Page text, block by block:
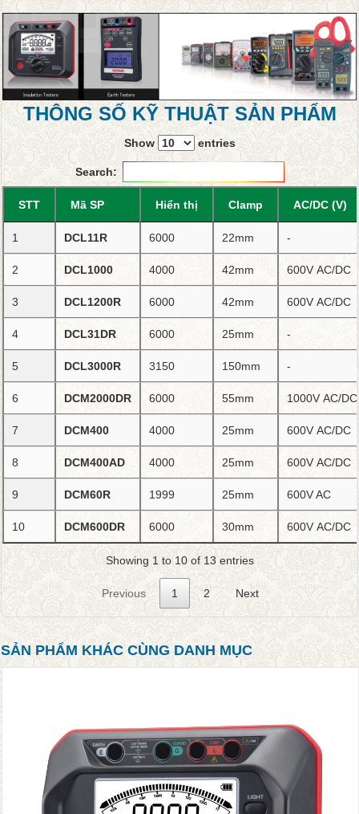
THÔNG SỐ KỸ THUẬT SẢN PHẨM
Show entries
Search:
STT Mã SP Hiển thị Clamp AC/DC (V)
1 DCL11R 6000 22mm -
2 DCL1000 4000 42mm 600V AC/DC
3 DCL1200R 6000 42mm 600V AC/DC
4 DCL31DR 6000 25mm -
5 DCL3000R 3150 150mm -
6 DCM2000DR 6000 55mm 1000V AC/DC
7 DCM400 4000 25mm 600V AC/DC
8 DCM400AD 4000 25mm 600V AC/DC
9 DCM60R 1999 25mm 600V AC
10 DCM600DR 6000 30mm 600V AC/DC
Showing 1 to 10 of 13 entries
Previous 1 2 Next
SẢN PHẨM KHÁC CÙNG DANH MỤC